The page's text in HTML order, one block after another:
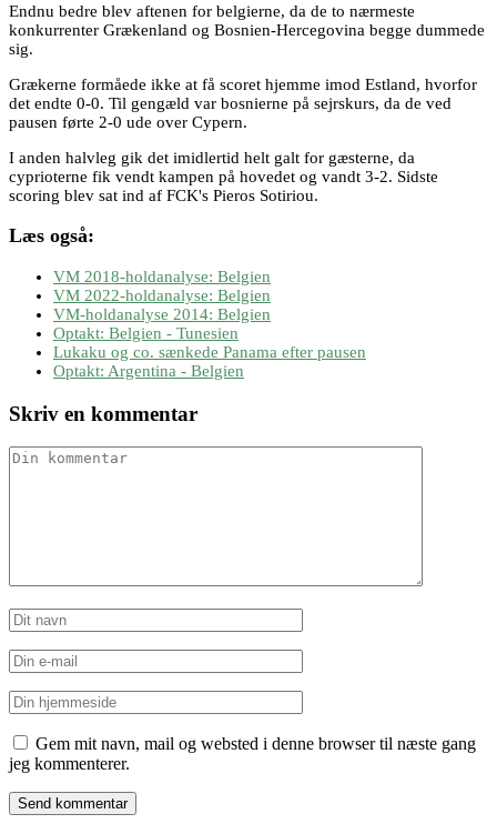
Endnu bedre blev aftenen for belgierne, da de to nærmeste
konkurrenter Grækenland og Bosnien-Hercegovina begge dummede
sig.
Grækerne formåede ikke at få scoret hjemme imod Estland, hvorfor
det endte 0-0. Til gengæld var bosnierne på sejrskurs, da de ved
pausen førte 2-0 ude over Cypern.
I anden halvleg gik det imidlertid helt galt for gæsterne, da
cyprioterne fik vendt kampen på hovedet og vandt 3-2. Sidste
scoring blev sat ind af FCK's Pieros Sotiriou.
Læs også:
VM 2018-holdanalyse: Belgien
VM 2022-holdanalyse: Belgien
VM-holdanalyse 2014: Belgien
Optakt: Belgien - Tunesien
Lukaku og co. sænkede Panama efter pausen
Optakt: Argentina - Belgien
Skriv en kommentar
Gem mit navn, mail og websted i denne browser til næste gang
jeg kommenterer.